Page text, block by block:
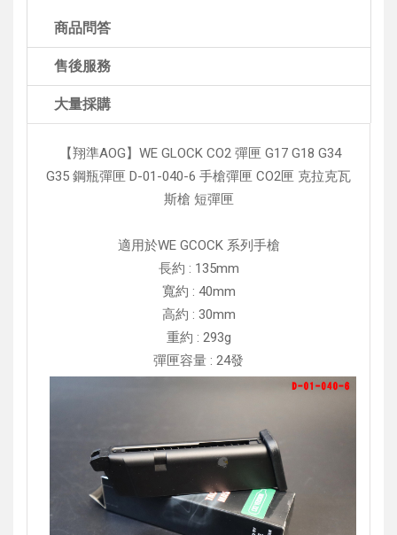
商品問答
售後服務
大量採購
【翔準AOG】WE GLOCK CO2 彈匣 G17 G18 G34
G35 鋼瓶彈匣 D-01-040-6 手槍彈匣 CO2匣 克拉克瓦
斯槍 短彈匣
適用於WE GCOCK 系列手槍
長約 : 135mm
寬約 : 40mm
高約 : 30mm
重約 : 293g
彈匣容量 : 24發